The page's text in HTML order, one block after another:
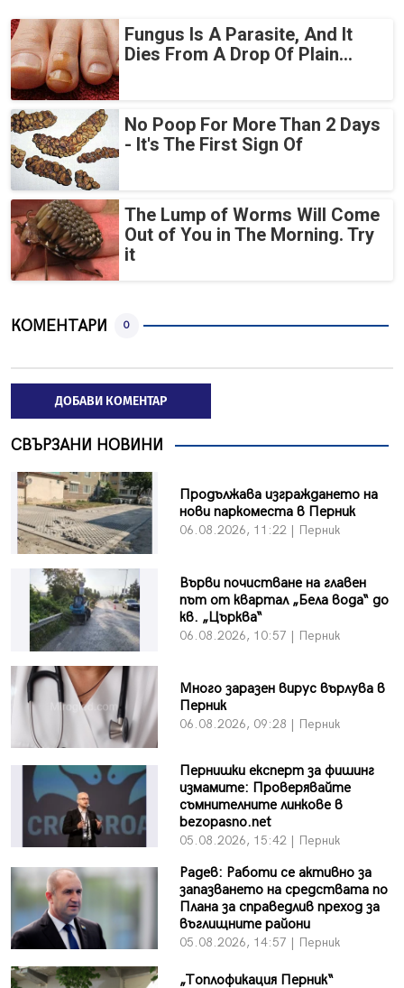
Fungus Is A Parasite, And It
Dies From A Drop Of Plain...
No Poop For More Than 2 Days
- It's The First Sign Of
The Lump of Worms Will Come
Out of You in The Morning. Try
it
КОМЕНТАРИ 0
ДОБАВИ КОМЕНТАР
СВЪРЗАНИ НОВИНИ
Продължава изграждането на
нови паркоместа в Перник
06.08.2026, 11:22 | Перник
Върви почистване на главен
път от квартал „Бела вода“ до
кв. „Църква“
06.08.2026, 10:57 | Перник
Много заразен вирус върлува в
Перник
06.08.2026, 09:28 | Перник
Пернишки експерт за фишинг
измамите: Проверявайте
съмнителните линкове в
bezopasno.net
05.08.2026, 15:42 | Перник
Радев: Работи се активно за
запазването на средствата по
Плана за справедлив преход за
въглищните райони
05.08.2026, 14:57 | Перник
„Топлофикация Перник“